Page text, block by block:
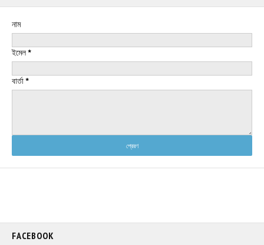
নাম
ইমেল*
বার্তা*
FACEBOOK